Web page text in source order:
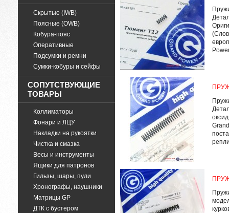
Скрытые (IWB)
Поясные (OWB)
Кобура-пояс
Оперативные
Подсумки и ремни
Cумки-кобуры и сейфы
СОПУТСТВУЮЩИЕ
ТОВАРЫ
Коллиматоры
Фонари и ЛЦУ
Накладки на рукоятки
Чистка и смазка
Весы и инструменты
Ящики для патронов
Гильзы, шары, пули
Хронографы, наушники
Матрицы GP
ДТК с бустером